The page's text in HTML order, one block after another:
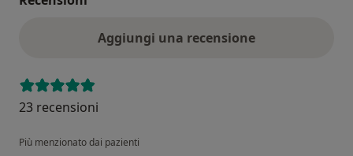
Aggiungi una recensione
23 recensioni
Più menzionato dai pazienti